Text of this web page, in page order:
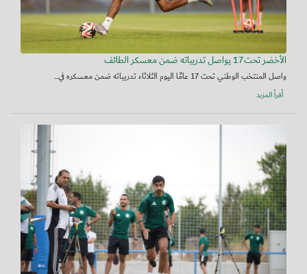
الأخضر تحت17 يواصل تدريباته ضمن معسكر الطائف
واصل المنتخب الوطني تحت 17 عامًا اليوم الثلاثاء تدريباته ضمن معسكره في...
أقرأ المزيد